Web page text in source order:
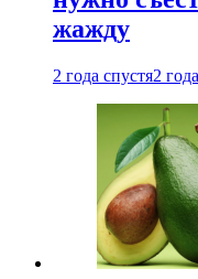
жажду
2 года спустя2